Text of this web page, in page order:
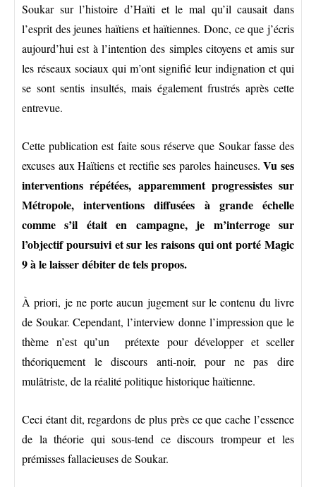
Soukar sur l’histoire d’Haïti et le mal qu’il causait dans
l’esprit des jeunes haïtiens et haïtiennes. Donc, ce que j’écris
aujourd’hui est à l’intention des simples citoyens et amis sur
les réseaux sociaux qui m’ont signifié leur indignation et qui
se sont sentis insultés, mais également frustrés après cette
entrevue.
Cette publication est faite sous réserve que Soukar fasse des
excuses aux Haïtiens et rectifie ses paroles haineuses.Vu ses
interventions répétées, apparemment progressistes sur
Métropole, interventions diffusées à grande échelle
comme s’il était en campagne, je m’interroge sur
l’objectif poursuivi et sur les raisons qui ont porté Magic
9 à le laisser débiter de tels propos.
À priori, je ne porte aucun jugement sur le contenu du livre
de Soukar. Cependant, l’interview donne l’impression que le
thème n’est qu’un prétexte pour développer et sceller
théoriquement le discours anti-noir, pour ne pas dire
mulâtriste, de la réalité politique historique haïtienne.
Ceci étant dit, regardons de plus près ce que cache l’essence
de la théorie qui sous-tend ce discours trompeur et les
prémisses fallacieuses de Soukar.